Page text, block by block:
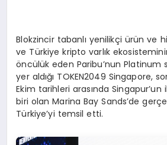
Blokzincir tabanlı yenilikçi ürün ve
ve Türkiye kripto varlık
öncülük eden Paribu’nun Platinum
yer aldığı TOKEN2049 Singapore,
Ekim tarihleri arasında
biri olan Marina Bay Sands’de
Türkiye’yi temsil etti.